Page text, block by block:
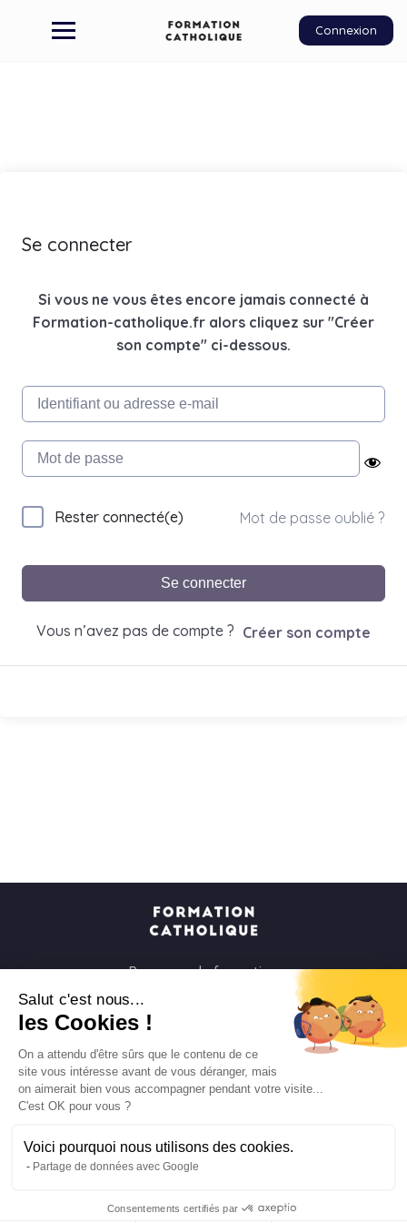
Salut c'est nous...
les Cookies !
On a attendu d'être sûrs que le contenu de ce
site vous intéresse avant de vous déranger, mais
on aimerait bien vous accompagner pendant votre visite...
C'est OK pour vous ?
Voici pourquoi nous utilisons des cookies.
Partage de données avec Google
Consentements certifiés par
Connexion
Se connecter
Si vous ne vous êtes encore jamais connecté à
Formation-catholique.fr alors cliquez sur "Créer
son compte" ci-dessous.
Rester connecté(e) Mot de passe oublié ?
Se connecter
Vous n’avez pas de compte ? Créer son compte
Parcours de formation
Parcours spirituels
Les groupes et paroisses
Mentions légales